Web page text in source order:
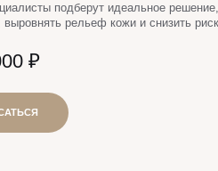
косметология
подберут идеальное
выровнять рельеф кожи и снизить
₽